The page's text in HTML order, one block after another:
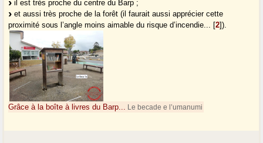
il est très proche du centre du Barp ;
et aussi très proche de la forêt (il faurait aussi apprécier cette
proximité sous l’angle moins aimable du risque d’incendie... [2]).
Grâce à la boîte à livres du Barp... Le becade e l’umanumi